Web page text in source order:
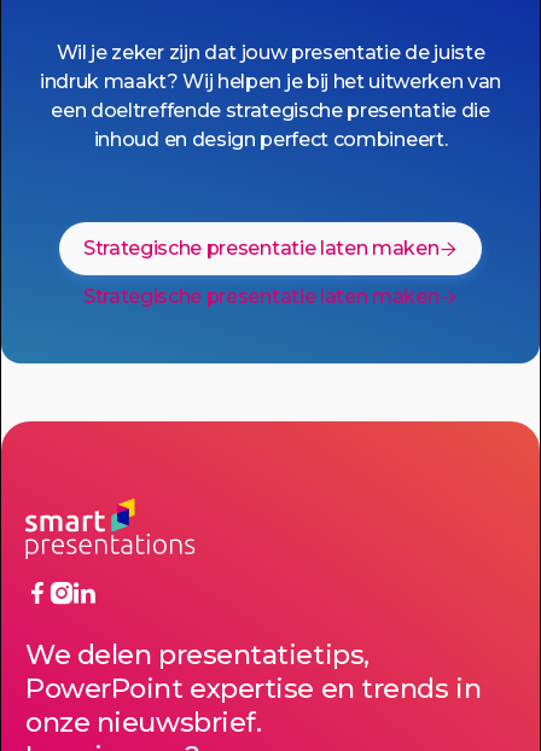
Wil je zeker zijn dat jouw presentatie de juiste
indruk maakt? Wij helpen je bij het uitwerken van
een doeltreffende strategische presentatie die
inhoud en design perfect combineert.
Strategische presentatie laten maken
Strategische presentatie laten maken
 
We delen presentatietips,
PowerPoint expertise en trends in
onze nieuwsbrief.